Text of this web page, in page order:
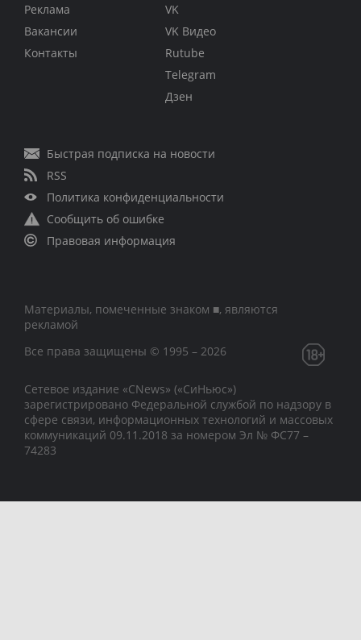
Реклама
Вакансии
Контакты
VK
VK Видео
Rutube
Telegram
Дзен
Быстрая подписка на новости
RSS
Политика конфиденциальности
Сообщить об ошибке
Правовая информация
Материалы, помеченные знаком ■, являются
рекламой
Все права защищены © 1995 – 2026
Сетевое издание «CNews» («СиНьюс»)
зарегистрировано Федеральной службой по надзору в
сфере связи, информационных технологий и массовых
коммуникаций 09.11.2018 за номером Эл № ФС77 –
74283